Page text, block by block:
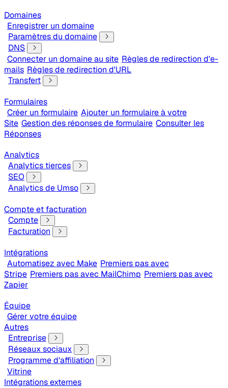
Domaines
Enregistrer un domaine
Paramètres du domaine
DNS
Connecter un domaine au site Règles de redirection d'e-
mails Règles de redirection d'URL
Transfert
Formulaires
Créer un formulaire Ajouter un formulaire à votre
Site Gestion des réponses de formulaire Consulter les
Réponses
Analytics
Analytics tierces
SEO
Analytics de Umso
Compte et facturation
Compte
Facturation
Intégrations
Automatisez avec Make Premiers pas avec
Stripe Premiers pas avec MailChimp Premiers pas avec
Zapier
Équipe
Gérer votre équipe
Autres
Entreprise
Réseaux sociaux
Programme d'affiliation
Vitrine
Intégrations externes